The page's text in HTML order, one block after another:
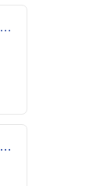
Aire Acondicionado Goodweather 24.000 BTU
Aire Acondicionado Goodweather 30.000 BTU